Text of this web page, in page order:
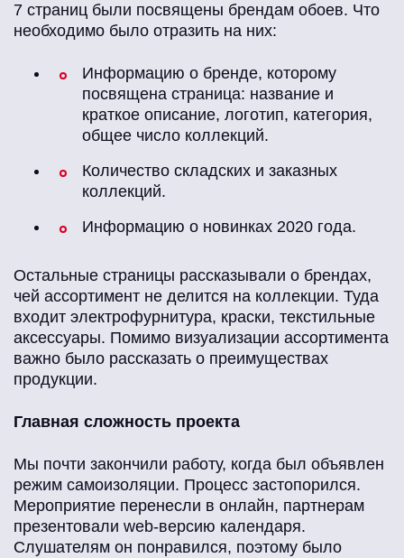
7 страниц были посвящены брендам обоев. Что
необходимо было отразить на них:
Информацию о бренде, которому
посвящена страница: название и
краткое описание, логотип, категория,
общее число коллекций.
Количество складских и заказных
коллекций.
Информацию о новинках 2020 года.
Остальные страницы рассказывали о брендах,
чей ассортимент не делится на коллекции. Туда
входит электрофурнитура, краски, текстильные
аксессуары. Помимо визуализации ассортимента
важно было рассказать о преимуществах
продукции.
Главная сложность проекта
Мы почти закончили работу, когда был объявлен
режим самоизоляции. Процесс застопорился.
Мероприятие перенесли в онлайн, партнерам
презентовали web-версию календаря.
Слушателям он понравился, поэтому было